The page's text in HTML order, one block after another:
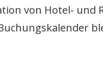
von Hotel- und